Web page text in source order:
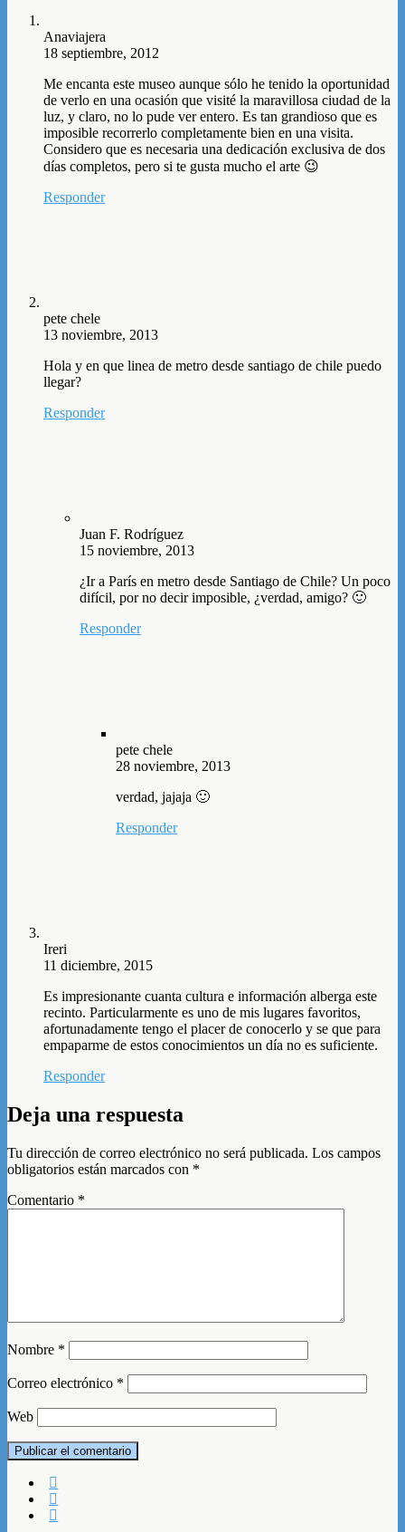
Anaviajera
18 septiembre, 2012
Me encanta este museo aunque sólo he tenido la oportunidad
de verlo en una ocasión que visité la maravillosa ciudad de la
luz, y claro, no lo pude ver entero. Es tan grandioso que es
imposible recorrerlo completamente bien en una visita.
Considero que es necesaria una dedicación exclusiva de dos
días completos, pero si te gusta mucho el arte 😉
Responder
pete chele
13 noviembre, 2013
Hola y en que linea de metro desde santiago de chile puedo
llegar?
Responder
Juan F. Rodríguez
15 noviembre, 2013
¿Ir a París en metro desde Santiago de Chile? Un poco
difícil, por no decir imposible, ¿verdad, amigo? 🙂
Responder
pete chele
28 noviembre, 2013
verdad, jajaja 🙂
Responder
Ireri
11 diciembre, 2015
Es impresionante cuanta cultura e información alberga este
recinto. Particularmente es uno de mis lugares favoritos,
afortunadamente tengo el placer de conocerlo y se que para
empaparme de estos conocimientos un día no es suficiente.
Responder
Deja una respuesta
Tu dirección de correo electrónico no será publicada. Los campos
obligatorios están marcados con *
Comentario *
Nombre *
Correo electrónico *
Web